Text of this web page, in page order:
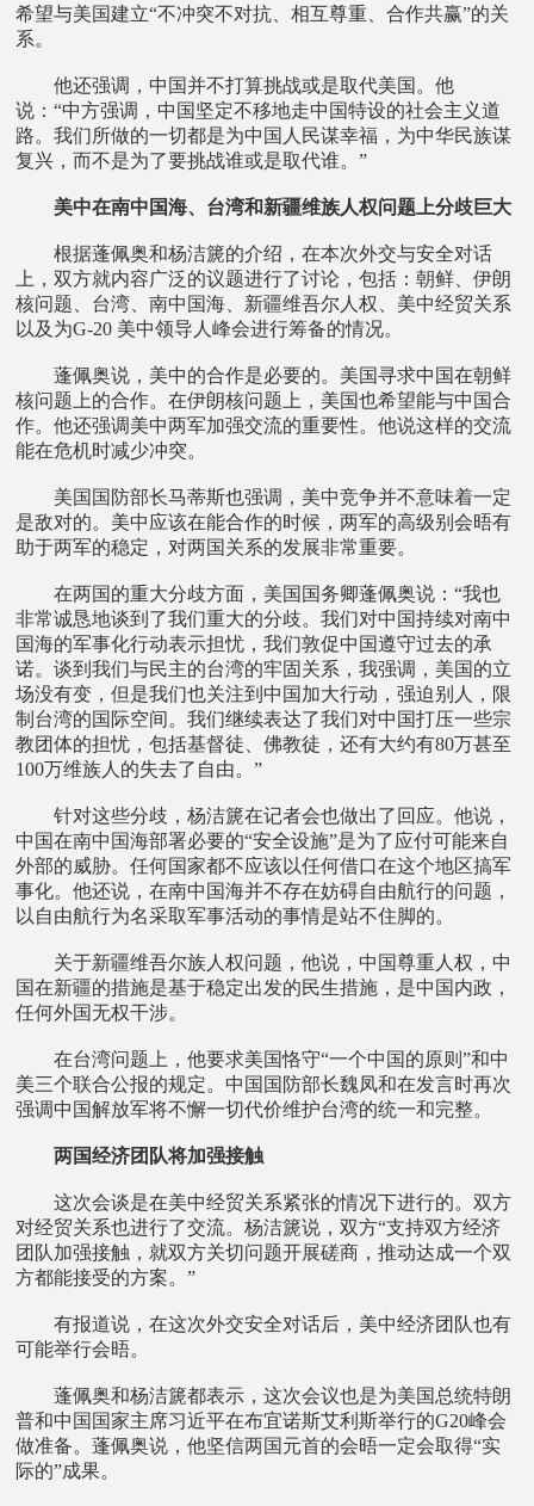
希望与美国建立“不冲突不对抗、相互尊重、合作共赢”的关
系。
他还强调，中国并不打算挑战或是取代美国。他
说：“中方强调，中国坚定不移地走中国特设的社会主义道
路。我们所做的一切都是为中国人民谋幸福，为中华民族谋
复兴，而不是为了要挑战谁或是取代谁。”
美中在南中国海、台湾和新疆维族人权问题上分歧巨大
根据蓬佩奥和杨洁篪的介绍，在本次外交与安全对话
上，双方就内容广泛的议题进行了讨论，包括：朝鲜、伊朗
核问题、台湾、南中国海、新疆维吾尔人权、美中经贸关系
以及为G-20 美中领导人峰会进行筹备的情况。
蓬佩奥说，美中的合作是必要的。美国寻求中国在朝鲜
核问题上的合作。在伊朗核问题上，美国也希望能与中国合
作。他还强调美中两军加强交流的重要性。他说这样的交流
能在危机时减少冲突。
美国国防部长马蒂斯也强调，美中竞争并不意味着一定
是敌对的。美中应该在能合作的时候，两军的高级别会晤有
助于两军的稳定，对两国关系的发展非常重要。
在两国的重大分歧方面，美国国务卿蓬佩奥说：“我也
非常诚恳地谈到了我们重大的分歧。我们对中国持续对南中
国海的军事化行动表示担忧，我们敦促中国遵守过去的承
诺。谈到我们与民主的台湾的牢固关系，我强调，美国的立
场没有变，但是我们也关注到中国加大行动，强迫别人，限
制台湾的国际空间。我们继续表达了我们对中国打压一些宗
教团体的担忧，包括基督徒、佛教徒，还有大约有80万甚至
100万维族人的失去了自由。”
针对这些分歧，杨洁篪在记者会也做出了回应。他说，
中国在南中国海部署必要的“安全设施”是为了应付可能来自
外部的威胁。任何国家都不应该以任何借口在这个地区搞军
事化。他还说，在南中国海并不存在妨碍自由航行的问题，
以自由航行为名采取军事活动的事情是站不住脚的。
关于新疆维吾尔族人权问题，他说，中国尊重人权，中
国在新疆的措施是基于稳定出发的民生措施，是中国内政，
任何外国无权干涉。
在台湾问题上，他要求美国恪守“一个中国的原则”和中
美三个联合公报的规定。中国国防部长魏凤和在发言时再次
强调中国解放军将不懈一切代价维护台湾的统一和完整。
两国经济团队将加强接触
这次会谈是在美中经贸关系紧张的情况下进行的。双方
对经贸关系也进行了交流。杨洁篪说，双方“支持双方经济
团队加强接触，就双方关切问题开展磋商，推动达成一个双
方都能接受的方案。”
有报道说，在这次外交安全对话后，美中经济团队也有
可能举行会晤。
蓬佩奥和杨洁篪都表示，这次会议也是为美国总统特朗
普和中国国家主席习近平在布宜诺斯艾利斯举行的G20峰会
做准备。蓬佩奥说，他坚信两国元首的会晤一定会取得“实
际的”成果。